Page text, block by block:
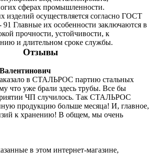
сферах промышленности.
изделий осуществляется согласно ГОСТ
91 Главные их особенности заключаются в
прочности, устойчивости, к
и длительном сроке службы.
Отзывы
в СТАЛЬРОС партию стальных
что уже брали здесь трубы. Все бы
ЧП случилось. Так СТАЛЬРОС
продукцию больше месяца! И, главное,
к хранению! В общем, мы очень
в этом интернет-магазине,